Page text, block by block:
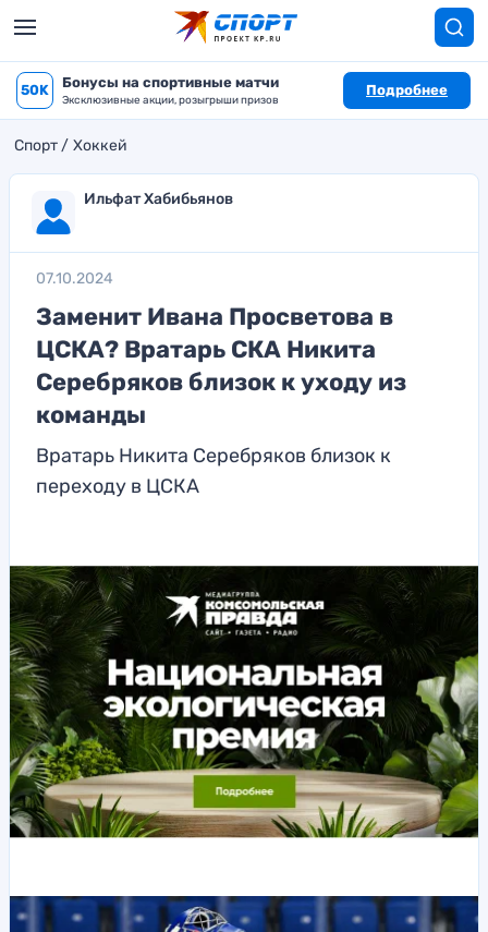
50K Бонусы на спортивные матчи
Эксклюзивные акции, розыгрыши призов
Подробнее
Спорт Хоккей
Ильфат Хабибьянов
07.10.2024
Заменит Ивана Просветова в
ЦСКА? Вратарь СКА Никита
Серебряков близок к уходу из
команды
Вратарь Никита Серебряков близок к
переходу в ЦСКА